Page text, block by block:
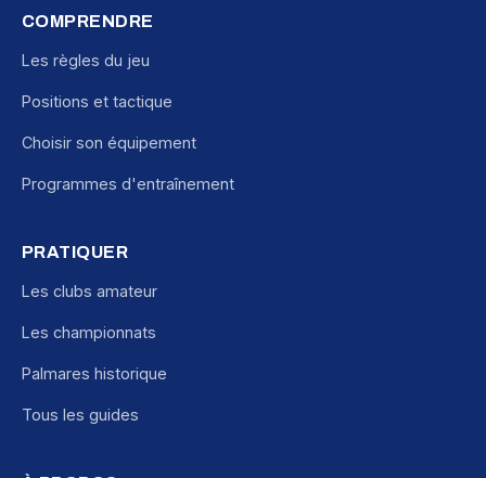
COMPRENDRE
Les règles du jeu
Positions et tactique
Choisir son équipement
Programmes d'entraînement
PRATIQUER
Les clubs amateur
Les championnats
Palmares historique
Tous les guides